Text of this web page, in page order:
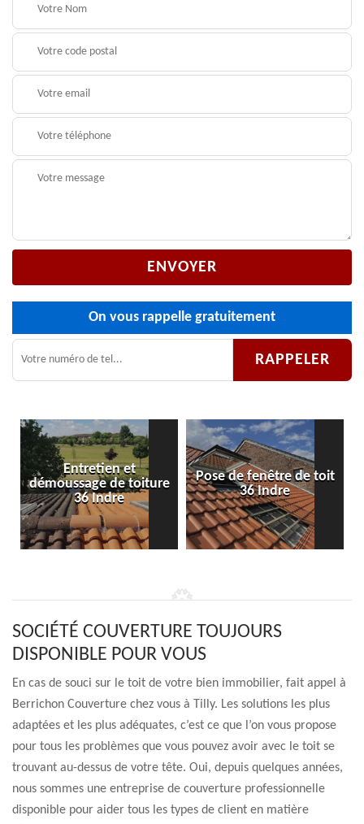
On vous rappelle gratuitement
Entretien et
démoussage de toiture
36 Indre
Pose de fenêtre de toit
36 Indre
SOCIÉTÉ COUVERTURE TOUJOURS
DISPONIBLE POUR VOUS
En cas de souci sur le toit de votre bien immobilier, fait appel à
Berrichon Couverture chez vous à Tilly. Les solutions les plus
adaptées et les plus adéquates, c’est ce que l’on vous propose
pour tous les problèmes que vous pouvez avoir avec le toit se
trouvant au-dessus de votre tête. Oui, depuis quelques années,
nous sommes une entreprise de couverture professionnelle
disponible pour aider tous les types de client en matière